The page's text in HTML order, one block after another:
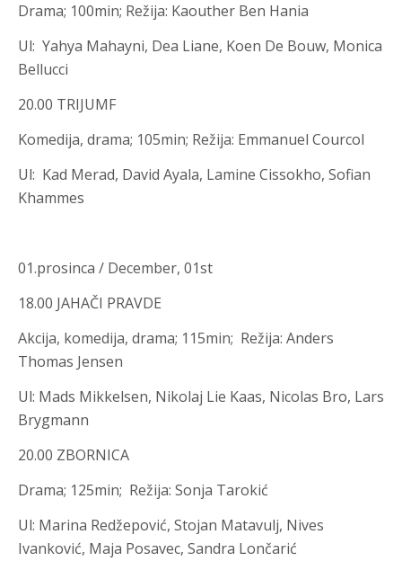
Drama; 100min; Režija: Kaouther Ben Hania
Ul: Yahya Mahayni, Dea Liane, Koen De Bouw, Monica
Bellucci
20.00 TRIJUMF
Komedija, drama; 105min; Režija: Emmanuel Courcol
Ul: Kad Merad, David Ayala, Lamine Cissokho, Sofian
Khammes
01.prosinca / December, 01st
18.00 JAHAČI PRAVDE
Akcija, komedija, drama; 115min; Režija: Anders
Thomas Jensen
Ul: Mads Mikkelsen, Nikolaj Lie Kaas, Nicolas Bro, Lars
Brygmann
20.00 ZBORNICA
Drama; 125min; Režija: Sonja Tarokić
Ul: Marina Redžepović, Stojan Matavulj, Nives
Ivanković, Maja Posavec, Sandra Lončarić